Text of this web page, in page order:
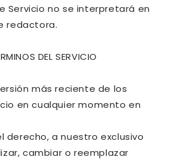
Servicio no se interpretará en
redactora.
DEL SERVICIO
más reciente de los
en cualquier momento en
derecho, a nuestro exclusivo
cambiar o reemplazar